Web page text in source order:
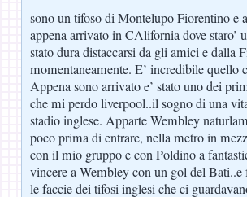
sono un tifoso di Montelupo Fiorentino e
appena arrivato in CAlifornia dove staro’
stato dura distaccarsi da gli amici e dalla
momentaneamente. E’ incredibile quello
Appena sono arrivato e’ stato uno dei
che mi perdo liverpool..il sogno di una
stadio inglese. Apparte Wembley
poco prima di entrare, nella metro in
con il mio gruppo e con Poldino a
vincere a Wembley con un gol del Bati..e
le faccie dei tifosi inglesi che ci